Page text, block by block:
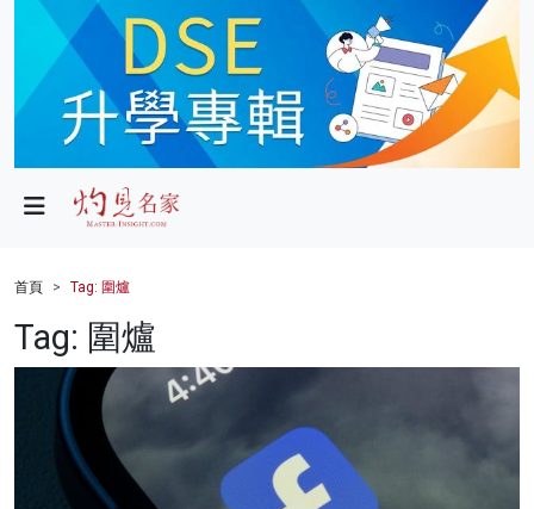
政局
財經
健康
商業
科技
首頁 Tag: 圍爐
Tag: 圍爐